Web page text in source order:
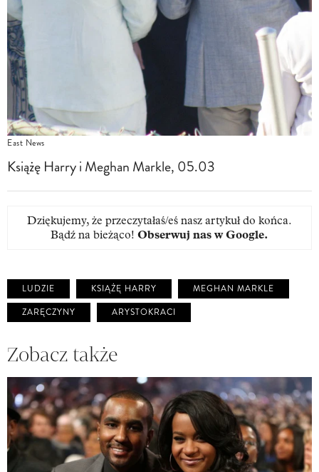
East News
Książę Harry i Meghan Markle, 05.03
Dziękujemy, że przeczytałaś/eś nasz artykuł do końca.
Bądź na bieżąco! Obserwuj nas w Google.
LUDZIE KSIĄŻĘ HARRY
MEGHAN MARKLE
ZARĘCZYNY
ARYSTOKRACI
Zobacz także